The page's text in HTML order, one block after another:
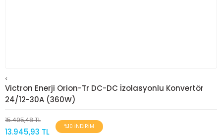
<
Victron Enerji Orion-Tr DC-DC İzolasyonlu Konvertör
24/12-30A (360W)
15.495,48 TL
13.945,93 TL
%10 İNDİRİM